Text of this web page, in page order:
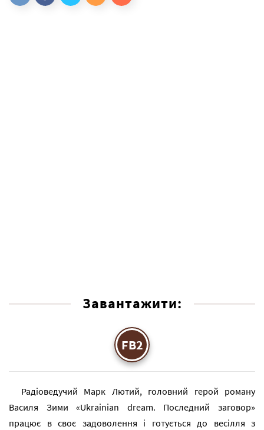
Завантажити:
FB2
Радіоведучий Марк Лютий, головний герой роману
Василя Зими «Ukrainian dream. Последний заговор»
працює в своє задоволення і готується до весілля з